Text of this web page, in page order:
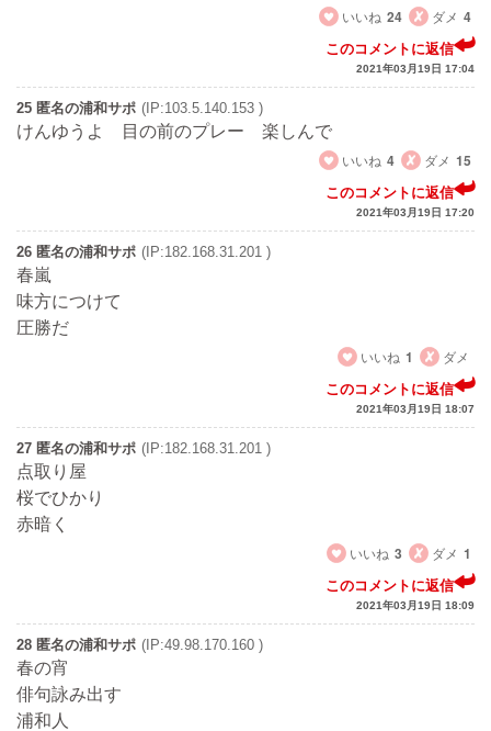
いいね 24 ダメ 4
このコメントに返信
2021年03月19日 17:04
25 匿名の浦和サポ (IP:103.5.140.153 )
けんゆうよ 目の前のプレー 楽しんで
いいね 4 ダメ 15
このコメントに返信
2021年03月19日 17:20
26 匿名の浦和サポ (IP:182.168.31.201 )
春嵐
味方につけて
圧勝だ
いいね 1 ダメ
このコメントに返信
2021年03月19日 18:07
27 匿名の浦和サポ (IP:182.168.31.201 )
点取り屋
桜でひかり
赤暗く
いいね 3 ダメ 1
このコメントに返信
2021年03月19日 18:09
28 匿名の浦和サポ (IP:49.98.170.160 )
春の宵
俳句詠み出す
浦和人